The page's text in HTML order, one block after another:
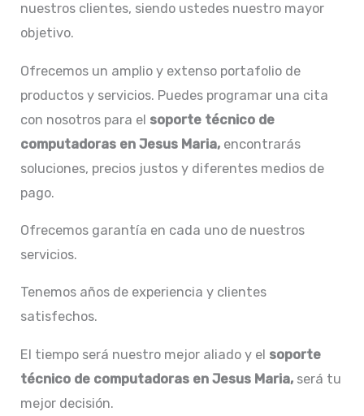
nuestros clientes, siendo ustedes nuestro mayor
objetivo.
Ofrecemos un amplio y extenso portafolio de
productos y servicios. Puedes programar una cita
con nosotros para el soporte técnico de
computadoras en Jesus Maria, encontrarás
soluciones, precios justos y diferentes medios de
pago.
Ofrecemos garantía en cada uno de nuestros
servicios.
Tenemos años de experiencia y clientes
satisfechos.
El tiempo será nuestro mejor aliado y el soporte
técnico de computadoras en Jesus Maria, será tu
mejor decisión.